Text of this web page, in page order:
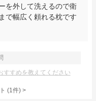
を外して洗えるので衛
で幅広く頼れる枕です
すすめを教えてください
(1件) >